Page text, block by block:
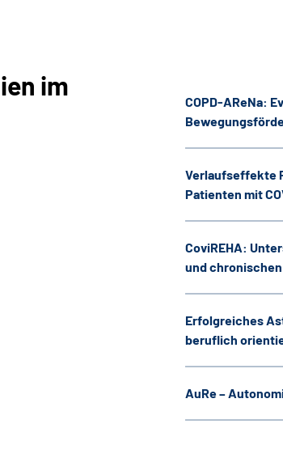
im
COPD-AReNa:
Verlaufseffekte
Patienten mit
CoviREHA:
und
Erfolgreiches
beruflich
AuRe –